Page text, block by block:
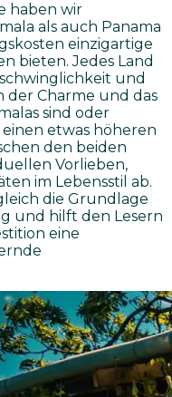
haben wir
als auch Panama
einzigartige
bieten. Jedes Land
und
der Charme und das
sind oder
etwas höheren
den beiden
Vorlieben,
im Lebensstil ab.
die Grundlage
und hilft den Lesern
eine